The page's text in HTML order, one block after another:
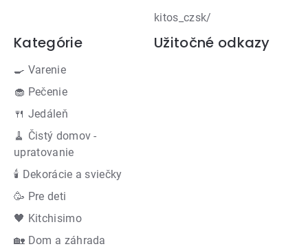
kitos_czsk/
Kategórie
🍳 Varenie
🧁 Pečenie
🍴 Jedáleň
🧹 Čistý domov -
upratovanie
🕯 Dekorácie a sviečky
🥳 Pre deti
🖤 Kitchisimo
🏡 Dom a záhrada
Užitočné odkazy